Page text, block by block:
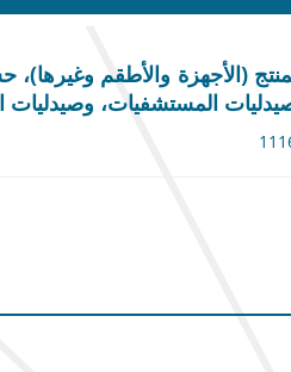
(الأجهزة والأطقم
المستشفيات، وصيدليات البيع